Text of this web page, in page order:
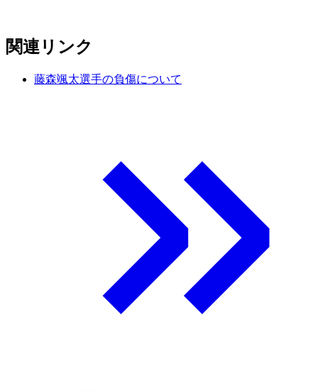
関連リンク
藤森颯太選手の負傷について